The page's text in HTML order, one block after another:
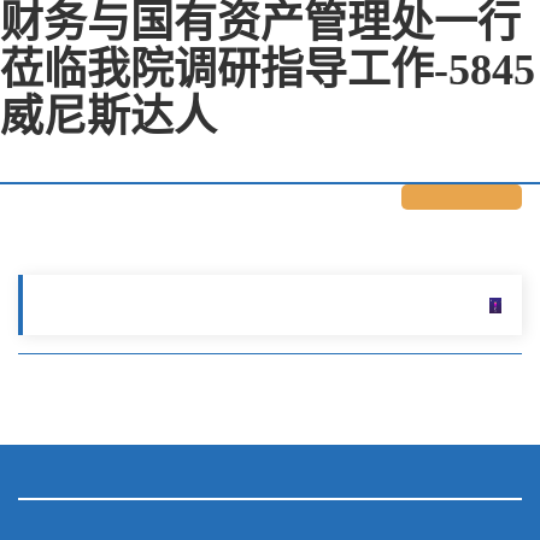
财务与国有资产管理处一行
莅临我院调研指导工作-5845
威尼斯达人